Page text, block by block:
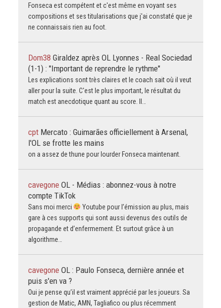
Fonseca est compétent et c'est même en voyant ses
compositions et ses titularisations que j'ai constaté que je
ne connaissais rien au foot.
Dom38 Giraldez après OL Lyonnes - Real Sociedad
(1-1) : "Important de reprendre le rythme"
Les explications sont très claires et le coach sait où il veut
aller pour la suite. C'est le plus important, le résultat du
match est anecdotique quant au score. Il…
cpt Mercato : Guimarães officiellement à Arsenal,
l'OL se frotte les mains
on a assez de thune pour lourder Fonseca maintenant.
cavegone OL - Médias : abonnez-vous à notre
compte TikTok
Sans moi merci
Youtube pour l’émission au plus, mais
gare à ces supports qui sont aussi devenus des outils de
propagande et d’enfermement. Et surtout grâce à un
algorithme…
cavegone OL : Paulo Fonseca, dernière année et
puis s'en va ?
Oui je pense qu’il est vraiment apprécié par les joueurs. Sa
gestion de Matic, AMN, Tagliafico ou plus récemment